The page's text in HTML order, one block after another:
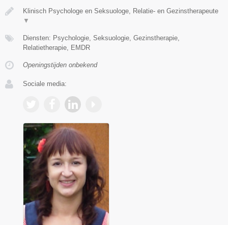
Klinisch Psychologe en Seksuologe, Relatie- en Gezinstherapeute
▼
Diensten: Psychologie, Seksuologie, Gezinstherapie,
Relatietherapie, EMDR
Openingstijden onbekend
Sociale media: